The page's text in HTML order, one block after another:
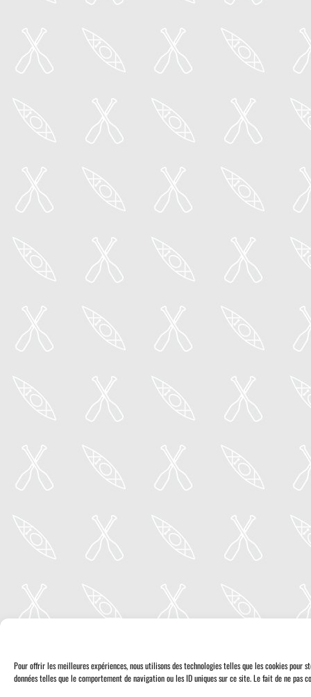
Pour offrir les meilleures expériences, nous utilisons des technologies telles que les cookies
données telles que le comportement de navigation ou les ID uniques sur ce site. Le fait de ne